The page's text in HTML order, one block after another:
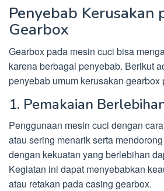
Penyebab Kerusakan
Gearbox
Gearbox pada mesin cuci bisa
karena berbagai penyebab. Berikut
penyebab umum kerusakan gearbox
1. Pemakaian
Penggunaan mesin cuci dengan
atau sering menarik serta
dengan kekuatan yang berlebihan
Kegiatan ini dapat menyebabkan
atau retakan pada casing gearbox.